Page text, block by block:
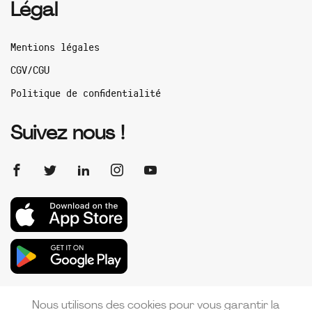
Légal
Mentions légales
CGV/CGU
Politique de confidentialité
Suivez nous !
Nous utilisons des cookies pour vous garantir la